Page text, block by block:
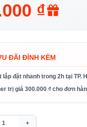
₫
ĐÃI ĐÍNH KÈM
lắp đặt nhanh trong 2h tại TP.
trị giá 300.000 ₫ cho đơn
+